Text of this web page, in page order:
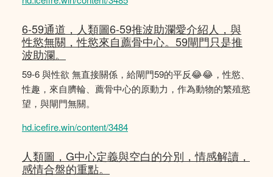
6-59通道，人類圖6-59推波助瀾愛介紹人，與
性慾無關，性慾來自薦骨中心。59閘門只是推
波助瀾。
59-6 與性欲 無直接關係，給閘門59的平反😂😂，性慾、
性趣，來自臍輪、薦骨中心的原動力，作為動物的繁殖慾
望，與閘門無關。
hd.icefire.win/content/3484
人類圖，G中心定義與空白的分別，情感解讀，
感情合盤的重點。